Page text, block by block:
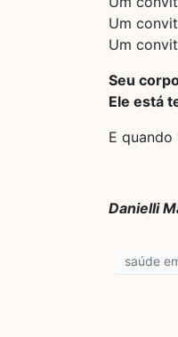
Um
Um
Seu
Ele está
E
Danielli
saúde